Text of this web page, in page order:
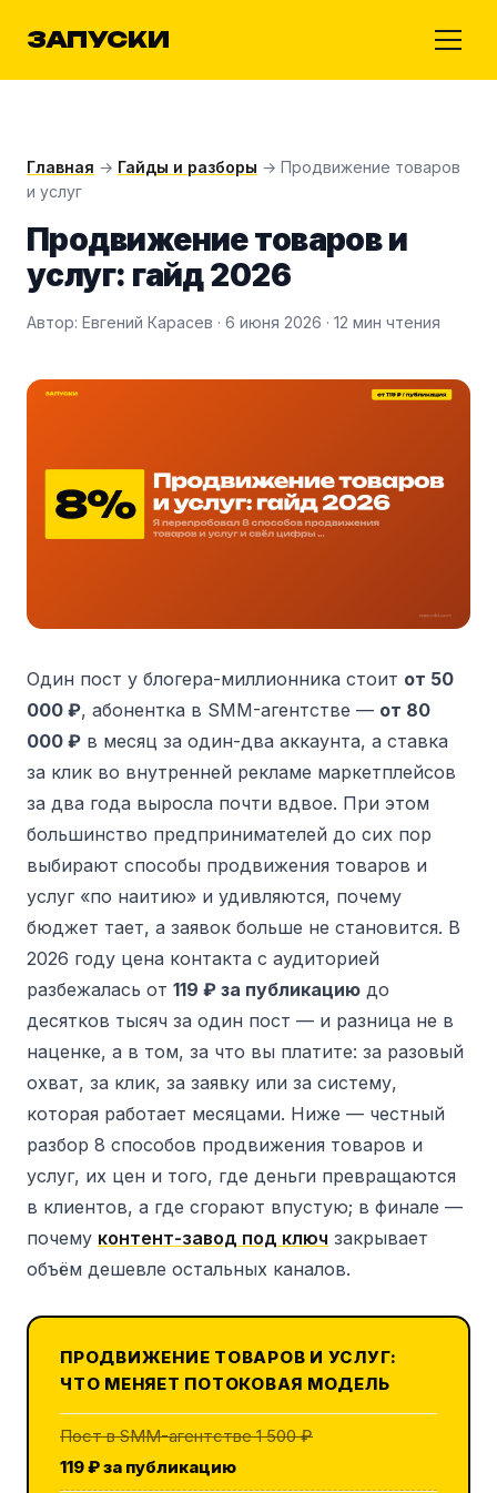
ЗАПУСКИ
Главная → Гайды и разборы → Продвижение товаров
и услуг
Продвижение товаров и
услуг: гайд 2026
Автор: Евгений Карасев · 6 июня 2026 · 12 мин чтения
Один пост у блогера-миллионника стоит от 50
000 ₽, абонентка в SMM-агентстве — от 80
000 ₽ в месяц за один-два аккаунта, а ставка
за клик во внутренней рекламе маркетплейсов
за два года выросла почти вдвое. При этом
большинство предпринимателей до сих пор
выбирают способы продвижения товаров и
услуг «по наитию» и удивляются, почему
бюджет тает, а заявок больше не становится. В
2026 году цена контакта с аудиторией
разбежалась от 119 ₽ за публикацию до
десятков тысяч за один пост — и разница не в
наценке, а в том, за что вы платите: за разовый
охват, за клик, за заявку или за систему,
которая работает месяцами. Ниже — честный
разбор 8 способов продвижения товаров и
услуг, их цен и того, где деньги превращаются
в клиентов, а где сгорают впустую; в финале —
почему контент-завод под ключ закрывает
объём дешевле остальных каналов.
ПРОДВИЖЕНИЕ ТОВАРОВ И УСЛУГ:
ЧТО МЕНЯЕТ ПОТОКОВАЯ МОДЕЛЬ
Пост в SMM-агентстве 1 500 ₽
119 ₽ за публикацию